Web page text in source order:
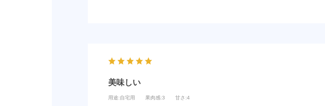
美味しい
用途:自宅用 果肉感:3 甘さ :4